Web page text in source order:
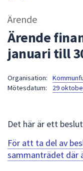
Ärende
Ärende
januari till
Organisation:
Mötesdatum:
29
Det här är ett
För att ta del av
sammanträdet där